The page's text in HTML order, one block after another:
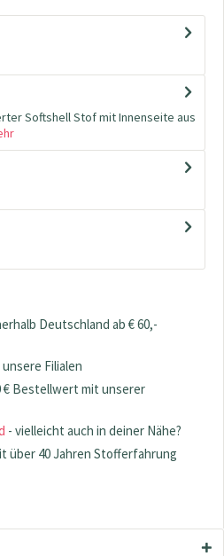
Softshell Stof mit Innenseite aus
Deutschland ab € 60,-
Filialen
€ Bestellwert mit unserer
- vielleicht auch in deiner Nähe?
über 40 Jahren Stofferfahrung